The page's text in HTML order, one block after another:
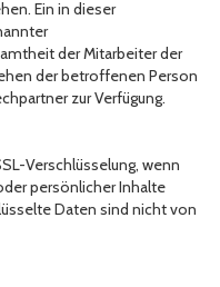
Ein in dieser
der Mitarbeiter der
der betroffenen Person
zur Verfügung.
Verschlüsselung, wenn
persönlicher Inhalte
Daten sind nicht von